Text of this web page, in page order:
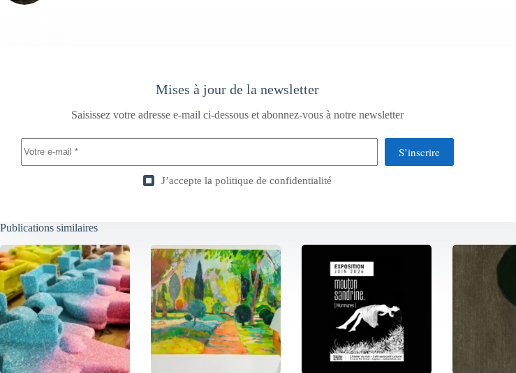
Mises à jour de la newsletter
Saisissez votre adresse e-mail ci-dessous et abonnez-vous à notre newsletter
S’inscrire
J’accepte la politique de confidentialité
Publications similaires